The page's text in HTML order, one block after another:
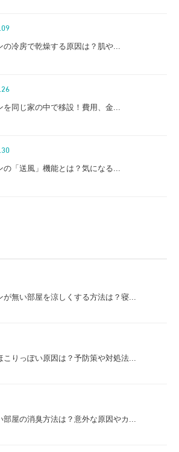
の冷房で乾燥する原因は？肌や...
を同じ家の中で移設！費用、金...
の「送風」機能とは？気になる...
が無い部屋を涼しくする方法は？寝...
こりっぽい原因は？予防策や対処法...
部屋の消臭方法は？意外な原因やカ...